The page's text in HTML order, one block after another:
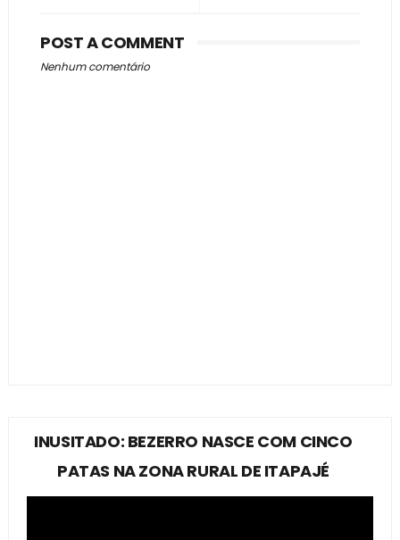
POST A COMMENT
Nenhum comentário
INUSITADO: BEZERRO NASCE COM CINCO
PATAS NA ZONA RURAL DE ITAPAJÉ